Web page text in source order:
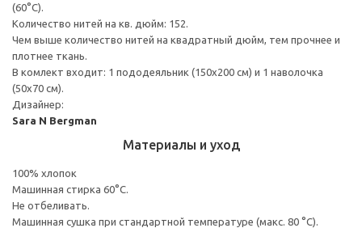
(60°C).
Количество нитей на кв. дюйм: 152.
Чем выше количество нитей на квадратный дюйм, тем прочнее и
плотнее ткань.
В комлект входит: 1 пододеяльник (150x200 см) и 1 наволочка
(50x70 см).
Дизайнер:
Sara N Bergman
Материалы и уход
100% хлопок
Машинная стирка 60°С.
Не отбеливать.
Машинная сушка при стандартной температуре (макс. 80 °C).